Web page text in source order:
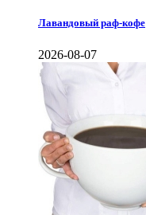
Лавандовый раф-кофе
2026-08-07